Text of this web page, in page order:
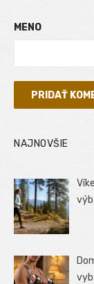
MENO
NAJNOVŠIE